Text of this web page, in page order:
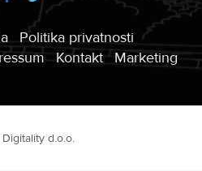
Politika privatnosti
Kontakt Marketing
d.o.o.